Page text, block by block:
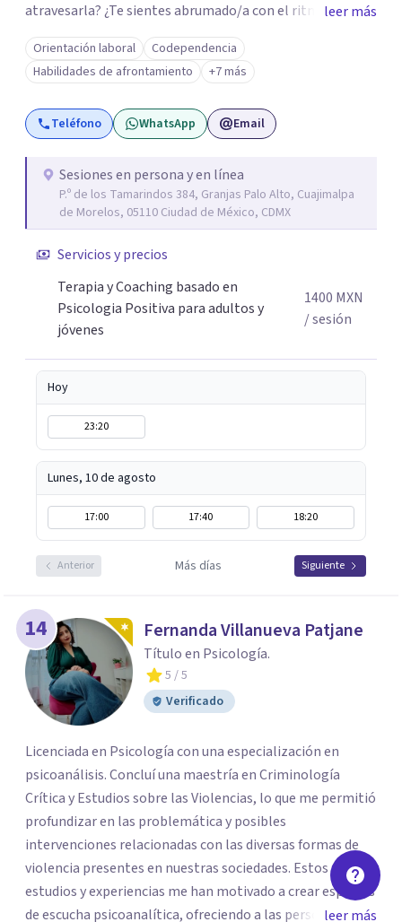
atravesarla? ¿Te sientes abrumado/a con el ritmo de tu
día a día y te preguntas si hay una mejor manera de vivir?
¿Aunque no estás deprimido/a sientes que te gustaría
potenciar tu capacidad de bienestar? Hola, Soy
Mariangela Rodriguez Badel. Uno de mis propósitos de
vida es impactar positivamente la vida de jóvenes y
uno/a y acompañándolo/as a encontrar herramientas
que les permitan conectar con su vida de maneras
diferentes y avanzar hacia donde lo necesitan. Hago
manera presencial en la Ciudad de México.
Adicionalmente enseño herramientas de psicología
positiva y bienestar a grupos y equipos.
leer más
Orientación laboral
Codependencia
Habilidades de afrontamiento
+7 más
Teléfono WhatsApp Email
Sesiones en persona y en línea
P.º de los Tamarindos 384, Granjas Palo Alto, Cuajimalpa
de Morelos, 05110 Ciudad de México, CDMX
Servicios y precios
Terapia y Coaching basado en
Psicologia Positiva para adultos y
jóvenes
1400 MXN
/ sesión
Hoy
23:20
Lunes, 10 de agosto
17:00 17:40 18:20
Anterior Más días Siguiente
14 Fernanda Villanueva Patjane
Título en Psicología.
5 / 5
Verificado
Licenciada en Psicología con una especialización en
psicoanálisis. Concluí una maestría en Criminología
Crítica y Estudios sobre las Violencias, lo que me permitió
profundizar en las problemática y posibles
intervenciones relacionadas con las diversas formas de
violencia presentes en nuestras sociedades. Estos
estudios y experiencias me han motivado a crear espacios
de escucha psicoanalítica, ofreciendo a las personas la
leer más